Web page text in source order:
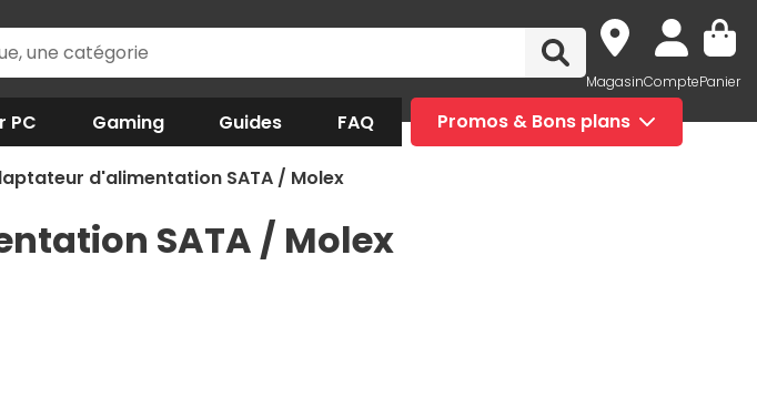
MagasinComptePanier
PC Gaming Guides FAQ Promos & Bons plans
d'alimentation SATA / Molex
SATA / Molex